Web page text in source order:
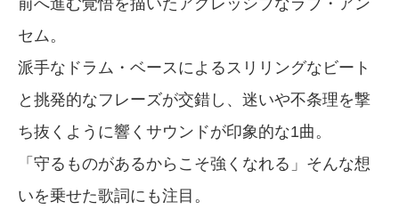
前へ進む覚悟を描いたアグレッシブなラブ・アン
セム。
派手なドラム・ベースによるスリリングなビート
と挑発的なフレーズが交錯し、迷いや不条理を撃
ち抜くように響くサウンドが印象的な1曲。
「守るものがあるからこそ強くなれる」そんな想
いを乗せた歌詞にも注目。